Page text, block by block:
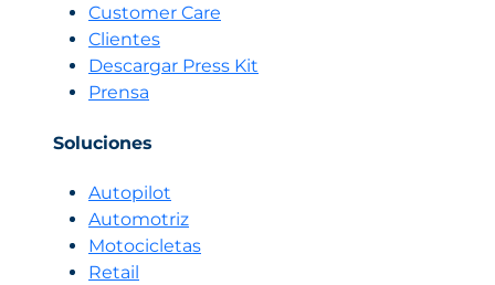
gestiona
para
revolucionar
ventas
Customer Care
Clientes
Descargar Press Kit
Prensa
Soluciones
Autopilot
Automotriz
Motocicletas
Retail